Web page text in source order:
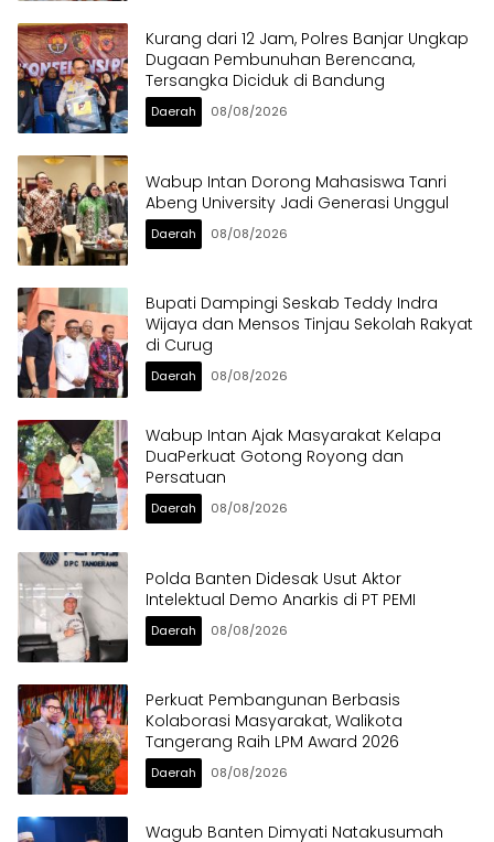
Kurang dari 12 Jam, Polres Banjar Ungkap
Dugaan Pembunuhan Berencana,
Tersangka Diciduk di Bandung
Daerah 08/08/2026
Wabup Intan Dorong Mahasiswa Tanri
Abeng University Jadi Generasi Unggul
Daerah 08/08/2026
Bupati Dampingi Seskab Teddy Indra
Wijaya dan Mensos Tinjau Sekolah Rakyat
di Curug
Daerah 08/08/2026
Wabup Intan Ajak Masyarakat Kelapa
DuaPerkuat Gotong Royong dan
Persatuan
Daerah 08/08/2026
Polda Banten Didesak Usut Aktor
Intelektual Demo Anarkis di PT PEMI
Daerah 08/08/2026
Perkuat Pembangunan Berbasis
Kolaborasi Masyarakat, Walikota
Tangerang Raih LPM Award 2026
Daerah 08/08/2026
Wagub Banten Dimyati Natakusumah